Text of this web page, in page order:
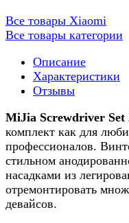
Все товары Xiaomi
Все товары категории
Описание
Характеристики
Отзывы
MiJia Screwdriver Set
комплект как для
профессионалов.
стильном
насадками из
отремонтировать
девайсов.